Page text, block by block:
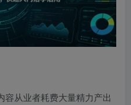
容从业者耗费大量精力产出